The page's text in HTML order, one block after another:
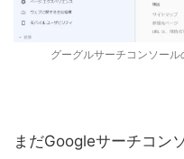
グーグルサーチコンソー
まだGoogleサーチコン